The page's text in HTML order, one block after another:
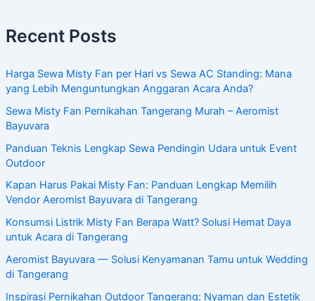
Recent Posts
Harga Sewa Misty Fan per Hari vs Sewa AC Standing: Mana
yang Lebih Menguntungkan Anggaran Acara Anda?
Sewa Misty Fan Pernikahan Tangerang Murah – Aeromist
Bayuvara
Panduan Teknis Lengkap Sewa Pendingin Udara untuk Event
Outdoor
Kapan Harus Pakai Misty Fan: Panduan Lengkap Memilih
Vendor Aeromist Bayuvara di Tangerang
Konsumsi Listrik Misty Fan Berapa Watt? Solusi Hemat Daya
untuk Acara di Tangerang
Aeromist Bayuvara — Solusi Kenyamanan Tamu untuk Wedding
di Tangerang
Inspirasi Pernikahan Outdoor Tangerang: Nyaman dan Estetik